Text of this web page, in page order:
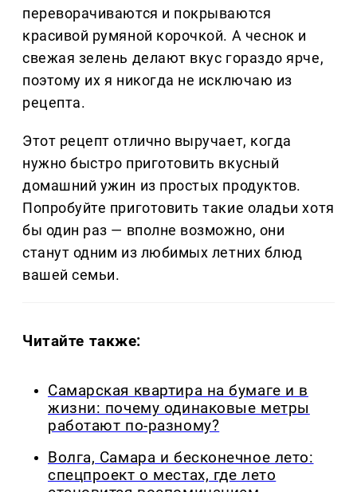
переворачиваются и покрываются
красивой румяной корочкой. А чеснок и
свежая зелень делают вкус гораздо ярче,
поэтому их я никогда не исключаю из
рецепта.
Этот рецепт отлично выручает, когда
нужно быстро приготовить вкусный
домашний ужин из простых продуктов.
Попробуйте приготовить такие оладьи хотя
бы один раз — вполне возможно, они
станут одним из любимых летних блюд
вашей семьи.
Читайте также:
Самарская квартира на бумаге и в
жизни: почему одинаковые метры
работают по-разному?
Волга, Самара и бесконечное лето:
спецпроект о местах, где лето